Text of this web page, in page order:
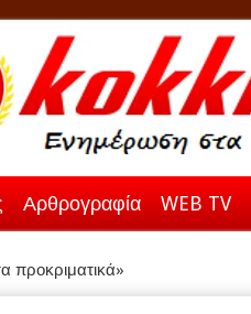
Αρθρογραφία WEB TV
προκριματικά»